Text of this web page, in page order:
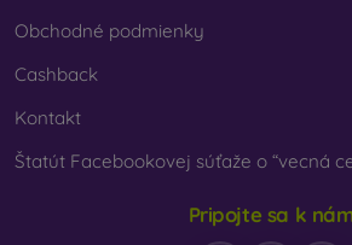
Obchodné podmienky
Cashback
Kontakt
Štatút Facebookovej súťaže o “vecná
Pripojte sa k